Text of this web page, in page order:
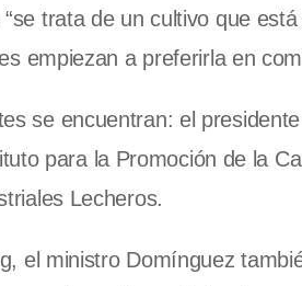
trata de un cultivo que
empiezan a preferirla en
se encuentran: el
para la Promoción de la
Lecheros.
el ministro Domínguez